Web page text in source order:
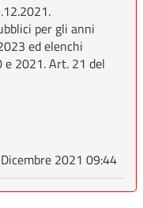
per gli anni
ed elenchi
2021. Art. 21 del
2021 09:44